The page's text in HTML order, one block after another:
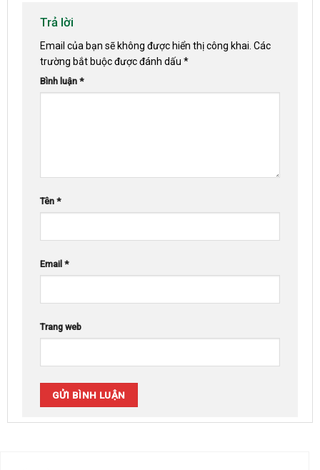
Trả lời
Email của bạn sẽ không được hiển thị công khai. Các
trường bắt buộc được đánh dấu *
Bình luận *
Tên *
Email *
Trang web